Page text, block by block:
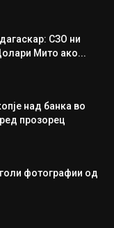
СЗО ни
Мито ако...
над банка во
прозорец
голи фотографии од